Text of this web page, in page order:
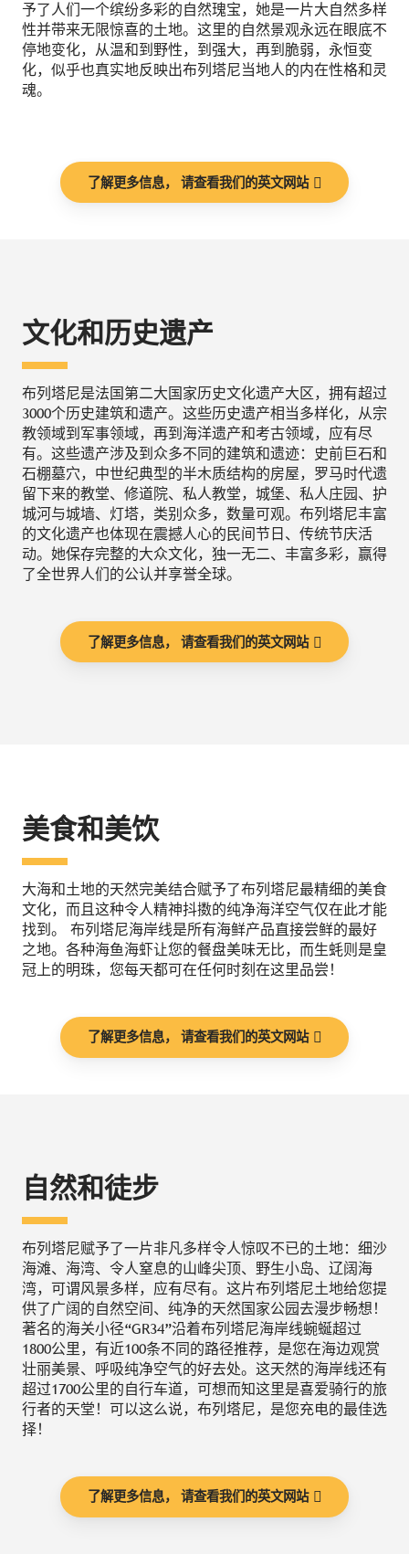
予了人们一个缤纷多彩的自然瑰宝，她是一片大自然多样
性并带来无限惊喜的土地。这里的自然景观永远在眼底不
停地变化，从温和到野性，到强大，再到脆弱，永恒变
化，似乎也真实地反映出布列塔尼当地人的内在性格和灵
魂。
了解更多信息， 请查看我们的英文网站
文化和历史遗产
布列塔尼是法国第二大国家历史文化遗产大区，拥有超过
3000个历史建筑和遗产。这些历史遗产相当多样化，从宗
教领域到军事领域，再到海洋遗产和考古领域，应有尽
有。这些遗产涉及到众多不同的建筑和遗迹：史前巨石和
石棚墓穴，中世纪典型的半木质结构的房屋，罗马时代遗
留下来的教堂、修道院、私人教堂，城堡、私人庄园、护
城河与城墙、灯塔，类别众多，数量可观。布列塔尼丰富
的文化遗产也体现在震撼人心的民间节日、传统节庆活
动。她保存完整的大众文化，独一无二、丰富多彩，赢得
了全世界人们的公认并享誉全球。
了解更多信息， 请查看我们的英文网站
美食和美饮
大海和土地的天然完美结合赋予了布列塔尼最精细的美食
文化，而且这种令人精神抖擞的纯净海洋空气仅在此才能
找到。 布列塔尼海岸线是所有海鲜产品直接尝鲜的最好
之地。各种海鱼海虾让您的餐盘美味无比，而生蚝则是皇
冠上的明珠，您每天都可在任何时刻在这里品尝！
了解更多信息， 请查看我们的英文网站
自然和徒步
布列塔尼赋予了一片非凡多样令人惊叹不已的土地：细沙
海滩、海湾、令人窒息的山峰尖顶、野生小岛、辽阔海
湾，可谓风景多样，应有尽有。这片布列塔尼土地给您提
供了广阔的自然空间、纯净的天然国家公园去漫步畅想！
著名的海关小径“GR34”沿着布列塔尼海岸线蜿蜒超过
1800公里，有近100条不同的路径推荐，是您在海边观赏
壮丽美景、呼吸纯净空气的好去处。这天然的海岸线还有
超过1700公里的自行车道，可想而知这里是喜爱骑行的旅
行者的天堂！可以这么说，布列塔尼，是您充电的最佳选
择！
了解更多信息， 请查看我们的英文网站